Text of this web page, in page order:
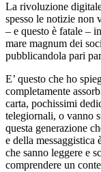
La rivoluzione
spesso le notizie non
– e questo è fatale –
mare magnum dei
pubblicandola pari
E’ questo che ho
completamente
carta, pochissimi
telegiornali, o vanno
questa generazione
e della messaggistica
che sanno leggere e
comprendere un